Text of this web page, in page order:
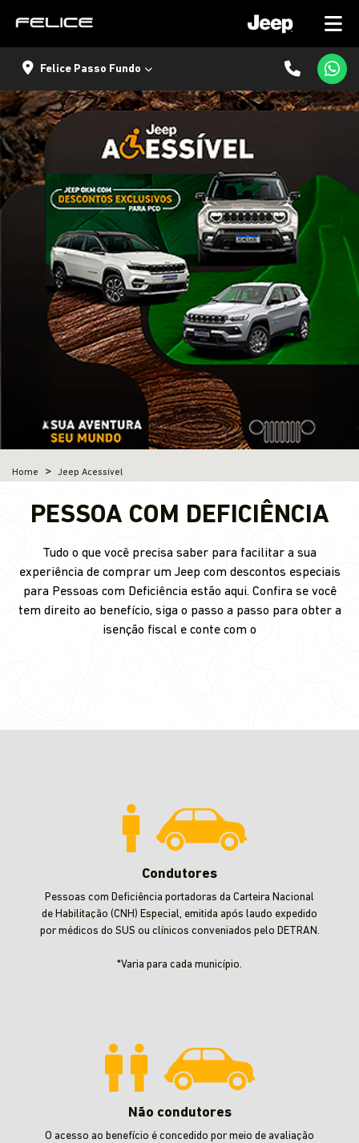
Felice Passo Fundo
Home Jeep Acessível
PESSOA COM DEFICIÊNCIA
Tudo o que você precisa saber para facilitar a sua
experiência de comprar um Jeep com descontos especiais
para Pessoas com Deficiência estão aqui. Confira se você
tem direito ao benefício, siga o passo a passo para obter a
isenção fiscal e conte com o
Condutores
Pessoas com Deficiência portadoras da Carteira Nacional
de Habilitação (CNH) Especial, emitida após laudo expedido
por médicos do SUS ou clínicos conveniados pelo DETRAN.
*Varia para cada município.
Não condutores
O acesso ao benefício é concedido por meio de avaliação